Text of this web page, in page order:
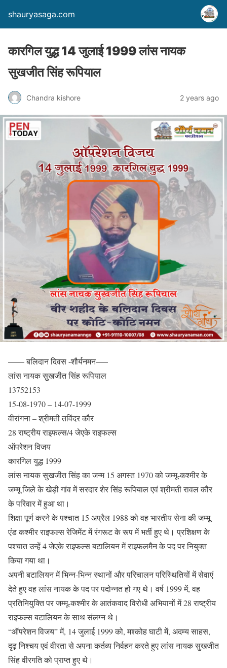
shauryasaga.com
कारगिल युद्ध 14 जुलाई 1999 लांस नायक
सुखजीत सिंह रूपियाल
Chandra kishore 2 years ago
—— बलिदान दिवस -शौर्यनमन—–
लांस नायक सुखजीत सिंह रूपियाल
13752153
15-08-1970 – 14-07-1999
वीरांगना – श्रीमती तविंदर कौर
28 राष्ट्रीय राइफल्स/4 जेएके राइफल्स
ऑपरेशन विजय
कारगिल युद्ध 1999
लांस नायक सुखजीत सिंह का जन्म 15 अगस्त 1970 को जम्मू-कश्मीर के
जम्मू जिले के खेड़ी गांव में सरदार शेर सिंह रूपियाल एवं श्रीमती रावल कौर
के परिवार में हुआ था।
शिक्षा पूर्ण करने के पश्चात 15 अप्रैल 1988 को वह भारतीय सेना की जम्मू
एंड कश्मीर राइफल्स रेजिमेंट में रंगरूट के रूप में भर्ती हुए थे। प्रशिक्षण के
पश्चात उन्हें 4 जेएके राइफल्स बटालियन में राइफलमैन के पद पर नियुक्त
किया गया था।
अपनी बटालियन में भिन्न-भिन्न स्थानों और परिचालन परिस्थितियों में सेवाएं
देते हुए वह लांस नायक के पद पर पदोन्नत हो गए थे। वर्ष 1999 में, वह
प्रतिनियुक्ति पर जम्मू-कश्मीर के आतंकवाद विरोधी अभियानों में 28 राष्ट्रीय
राइफल्स बटालियन के साथ संलग्न थे।
“ऑपरेशन विजय” में, 14 जुलाई 1999 को, मश्कोह घाटी में, अदम्य साहस,
दृढ़ निश्चय एवं वीरता से अपना कर्तव्य निर्वहन करते हुए लांस नायक सुखजीत
सिंह वीरगति को प्राप्त हुए थे।